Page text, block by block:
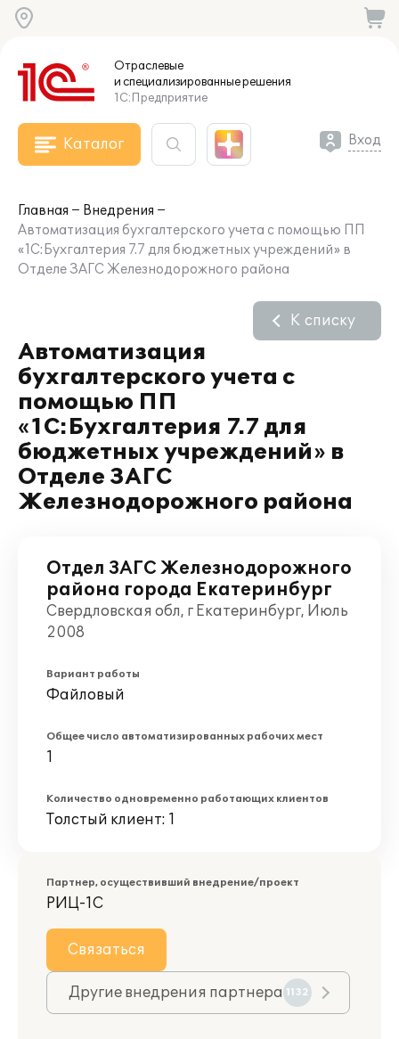
Отраслевые
и специализированныерешения
1С:Предприятие
Каталог Вход
Главная
Внедрения
Автоматизация бухгалтерского учета с помощью ПП
«1С:Бухгалтерия 7.7 для бюджетных учреждений» в
Отделе ЗАГС Железнодорожного района
Автоматизация
бухгалтерского учета с
помощью ПП
«1С:Бухгалтерия 7.7 для
бюджетных учреждений» в
Отделе ЗАГС
Железнодорожного района
К списку
Отдел ЗАГС Железнодорожного
района города Екатеринбург
Свердловская обл, г Екатеринбург, Июль
2008
Вариант работы
Файловый
Общее число автоматизированных рабочих мест
1
Количество одновременно работающих клиентов
Толстый клиент: 1
Партнер, осуществивший внедрение/проект
РИЦ-1С
Связаться
Другие внедрения партнера 1132